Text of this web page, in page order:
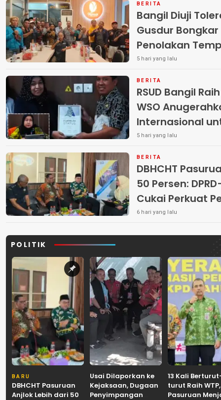
BERITA
Bangil Diuji
Gusdur
Penolakan
5 hari yang lalu
BERITA
RSUD Bangil
WSO
Internasional
5 hari yang lalu
BERITA
DBHCHT
50 Persen:
Cukai Perkuat
Peredaran
6 hari yang lalu
POLITIK
BARU
DBHCHT Pasuruan
Anjlok Lebih dari 50
Usai Dilaporkan ke
Kejaksaan, Dugaan
Penyimpangan
13 Kali
turut Raih WTP,
Pasuruan